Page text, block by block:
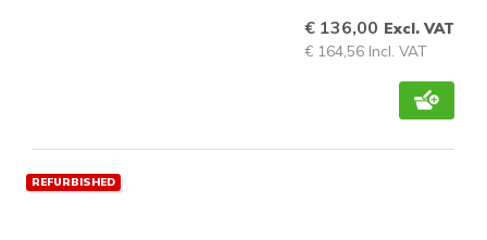
€ 136,00 Excl. VAT
€ 164,56 Incl. VAT
REFURBISHED